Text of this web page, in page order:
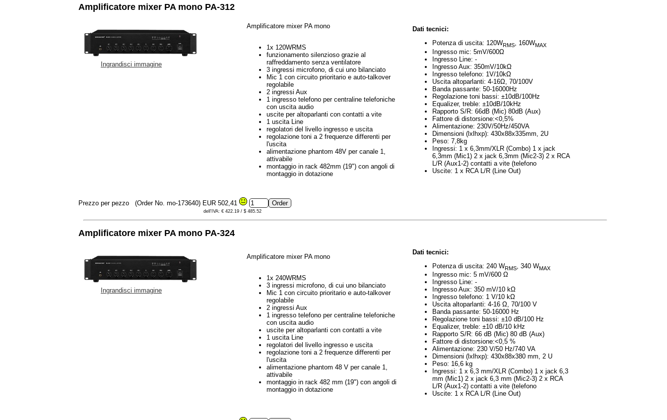
Amplificatore mixer PA mono PA-312
Ingrandisci immagine
Amplificatore mixer PA mono
1x 120WRMS
funzionamento silenzioso grazie al
raffreddamento senza ventilatore
3 ingressi microfono, di cui uno bilanciato
Mic 1 con circuito prioritario e auto-talkover
regolabile
2 ingressi Aux
1 ingresso telefono per centraline telefoniche
con uscita audio
uscite per altoparlanti con contatti a vite
1 uscita Line
regolatori del livello ingresso e uscita
regolazione toni a 2 frequenze differenti per
l'uscita
alimentazione phantom 48V per canale 1,
attivabile
montaggio in rack 482mm (19") con angoli di
montaggio in dotazione
Dati tecnici:
Potenza di uscita: 120WRMS, 160WMAX
Ingresso mic: 5mV/600Ω
Ingresso Line: -
Ingresso Aux: 350mV/10kΩ
Ingresso telefono: 1V/10kΩ
Uscita altoparlanti: 4-16Ω, 70/100V
Banda passante: 50-16000Hz
Regolazione toni bassi: ±10dB/100Hz
Equalizer, treble: ±10dB/10kHz
Rapporto S/R: 66dB (Mic) 80dB (Aux)
Fattore di distorsione:<0,5%
Alimentazione: 230V/50Hz/450VA
Dimensioni (lxlhxp): 430x88x335mm, 2U
Peso: 7,8kg
Ingressi: 1 x 6,3mm/XLR (Combo) 1 x jack
6,3mm (Mic1) 2 x jack 6,3mm (Mic2-3) 2 x RCA
L/R (Aux1-2) contatti a vite (telefono
Uscite: 1 x RCA L/R (Line Out)
Prezzo per pezzo (Order No. mo-173640) EUR 502,41
dell'IVA: € 422.19 / $ 485.52
Amplificatore mixer PA mono PA-324
Ingrandisci immagine
Amplificatore mixer PA mono
1x 240WRMS
3 ingressi microfono, di cui uno bilanciato
Mic 1 con circuito prioritario e auto-talkover
regolabile
2 ingressi Aux
1 ingresso telefono per centraline telefoniche
con uscita audio
uscite per altoparlanti con contatti a vite
1 uscita Line
regolatori del livello ingresso e uscita
regolazione toni a 2 frequenze differenti per
l'uscita
alimentazione phantom 48 V per canale 1,
attivabile
montaggio in rack 482 mm (19") con angoli di
montaggio in dotazione
Dati tecnici:
Potenza di uscita: 240 WRMS , 340 WMAX
Ingresso mic: 5 mV/600 Ω
Ingresso Line: -
Ingresso Aux: 350 mV/10 kΩ
Ingresso telefono: 1 V/10 kΩ
Uscita altoparlanti: 4-16 Ω, 70/100 V
Banda passante: 50-16000 Hz
Regolazione toni bassi: ±10 dB/100 Hz
Equalizer, treble: ±10 dB/10 kHz
Rapporto S/R: 66 dB (Mic) 80 dB (Aux)
Fattore di distorsione:<0,5 %
Alimentazione: 230 V/50 Hz/740 VA
Dimensioni (lxlhxp): 430x88x380 mm, 2 U
Peso: 16,6 kg
Ingressi: 1 x 6,3 mm/XLR (Combo) 1 x jack 6,3
mm (Mic1) 2 x jack 6,3 mm (Mic2-3) 2 x RCA
L/R (Aux1-2) contatti a vite (telefono
Uscite: 1 x RCA L/R (Line Out)